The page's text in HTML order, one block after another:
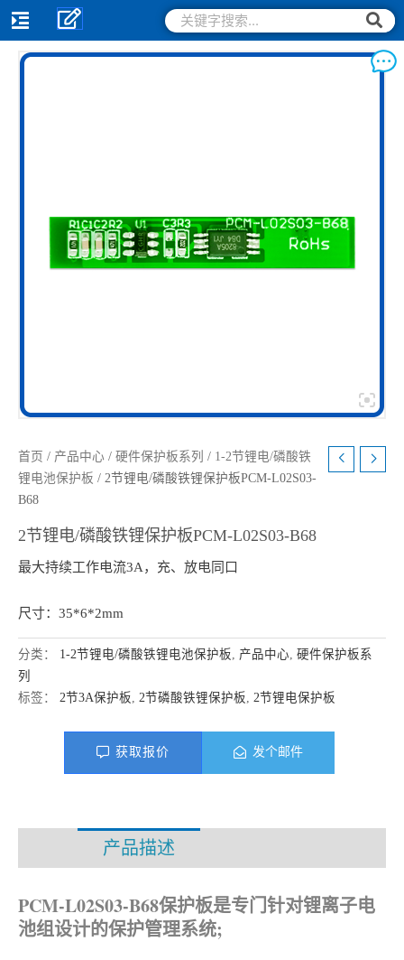
跳
至
搜
索
搜
索
首页 / 产品中心 / 硬件保护板系列 / 1-2节锂电/磷酸铁
锂电池保护板 / 2节锂电/磷酸铁锂保护板PCM-L02S03-
B68
2节锂电/磷酸铁锂保护板PCM-L02S03-B68
最大持续工作电流3A，充、放电同口
尺寸：35*6*2mm
分类： 1-2节锂电/磷酸铁锂电池保护板, 产品中心, 硬件保护板系
列
标签： 2节3A保护板, 2节磷酸铁锂保护板, 2节锂电保护板
获取报价 发个邮件
产品描述
PCM-L02S03-B68保护板是专门针对锂离子电
池组设计的保护管理系统;